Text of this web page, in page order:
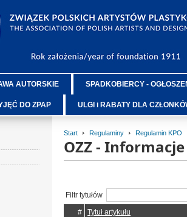
AUTORSKIE SPADKOBIERCY -
DO ZPAP ULGI i RABATY DLA
Start Regulaminy Regulamin KPO
OZZ -
Filtr tytułów
#
Tytuł artykułu